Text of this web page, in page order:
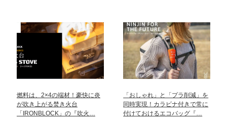
燃料は、2×4の端材！豪快に炎
が吹き上がる焚き火台
「IRONBLOCK」の『吹火…
「おしゃれ」と「プラ削減」を
同時実現！カラビナ付きで常に
付けておけるエコバッグ『…